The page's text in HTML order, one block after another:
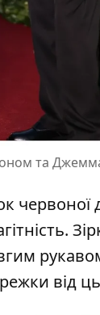
та
червоної
від